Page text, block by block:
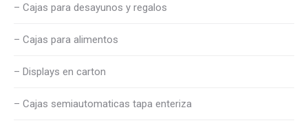
– Cajas para desayunos y regalos
– Cajas para alimentos
– Displays en carton
– Cajas semiautomaticas tapa enteriza